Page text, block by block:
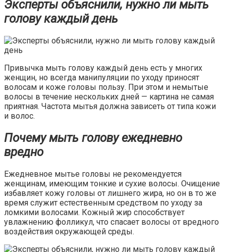
Эксперты объяснили, нужно ли мыть
голову каждый день
Привычка мыть голову каждый день есть у многих
женщин, но всегда манипуляции по уходу приносят
волосам и коже головы пользу. При этом и немытые
волосы в течение нескольких дней — картина не самая
приятная. Частота мытья должна зависеть от типа кожи
и волос.
Почему мыть голову ежедневно
вредно
Ежедневное мытье головы не рекомендуется
женщинам, имеющим тонкие и сухие волосы. Очищение
избавляет кожу головы от лишнего жира, но он в то же
время служит естественным средством по уходу за
ломкими волосами. Кожный жир способствует
увлажнению фолликул, что спасает волосы от вредного
воздействия окружающей среды.